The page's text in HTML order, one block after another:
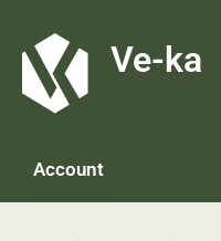
Ve-ka
Account